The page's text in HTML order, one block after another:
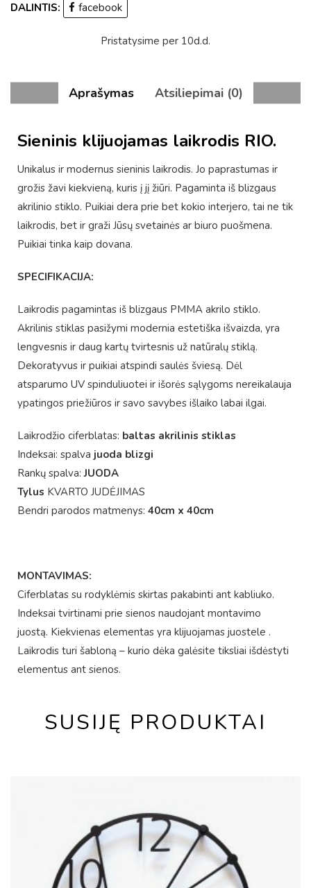
DALINTIS: facebook
Pristatysime per 10d.d.
Aprašymas Atsiliepimai (0)
Sieninis klijuojamas laikrodis RIO.
Unikalus ir modernus sieninis laikrodis. Jo paprastumas ir
grožis žavi kiekvieną, kuris į jį žiūri. Pagaminta iš blizgaus
akrilinio stiklo. Puikiai dera prie bet kokio interjero, tai ne tik
laikrodis, bet ir graži Jūsų svetainės ar biuro puošmena.
Puikiai tinka kaip dovana.
SPECIFIKACIJA:
Laikrodis pagamintas iš blizgaus PMMA akrilo stiklo.
Akrilinis stiklas pasižymi modernia estetiška išvaizda, yra
lengvesnis ir daug kartų tvirtesnis už natūralų stiklą.
Dekoratyvus ir puikiai atspindi saulės šviesą. Dėl
atsparumo UV spinduliuotei ir išorės sąlygoms nereikalauja
ypatingos priežiūros ir savo savybes išlaiko labai ilgai.
Laikrodžio ciferblatas: baltas akrilinis stiklas
Indeksai: spalva juoda blizgi
Rankų spalva:JUODA
Tylus KVARTO JUDĖJIMAS
Bendri parodos matmenys: 40cm x 40cm
MONTAVIMAS:
Ciferblatas su rodyklėmis skirtas pakabinti ant kabliuko.
Indeksai tvirtinami prie sienos naudojant montavimo
juostą. Kiekvienas elementas yra klijuojamas juostele .
Laikrodis turi šabloną – kurio dėka galėsite tiksliai išdėstyti
elementus ant sienos.
SUSIJĘ PRODUKTAI